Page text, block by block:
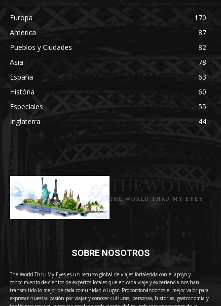
Europa
170
América
87
Pueblos y Ciudades
82
Asia
78
España
63
História
60
Especiales
55
Inglaterra
44
THE WORLD THRU MY EYES
SOBRE NOSOTROS
The World Thru My Eyes es un recurso global de viajes fortalecida con el apoyo y
conocimiento de cientos de expertos locales que en cada viaje y experiencia nos han
transmitido lo mejor de cada comunidad o lugar. Proporcionándonos el mejor valor para
expresar nuestra pasión por viajar y conocer culturas, personas, historias, gastronomía y